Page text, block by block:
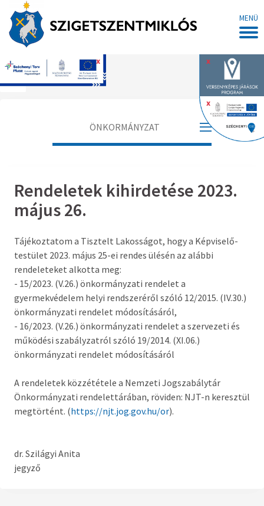
MENÜ
x
x
x
Főoldal
ÖNKORMÁNYZAT
Alpolgármester
Jegyző
Aljegyző
Országgyűlési képviselő
Képviselő-testület tagok és munkatervek
Képviselő-testületi és bizottsági ülések
anyagai
Képviselő-testületi tagok önéletrajzai,
vagyonnyilatkozatok
Rendeletek kihirdetése
Rendeletek kihirdetése 2023.
május 26.
Tájékoztatom a Tisztelt Lakosságot, hogy a Képviselő-
testület 2023. május 25-ei rendes ülésén az alábbi
rendeleteket alkotta meg:
- 15/2023. (V.26.) önkormányzati rendelet a
gyermekvédelem helyi rendszeréről szóló 12/2015. (IV.30.)
önkormányzati rendelet módosításáról,
- 16/2023. (V.26.) önkormányzati rendelet a szervezeti és
működési szabályzatról szóló 19/2014. (XI.06.)
önkormányzati rendelet módosításáról
A rendeletek közzététele a Nemzeti Jogszabálytár
Önkormányzati rendelettárában, röviden: NJT-n keresztül
megtörtént. (https://njt.jog.gov.hu/or).
dr. Szilágyi Anita
jegyző